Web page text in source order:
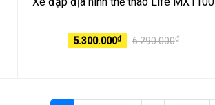
5.300.000₫ 6.290.000₫